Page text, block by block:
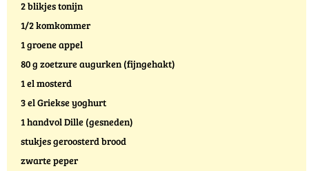
2 blikjes tonijn
1/2 komkommer
1 groene appel
80 g zoetzure augurken (fijngehakt)
1 el mosterd
3 el Griekse yoghurt
1 handvol Dille (gesneden)
stukjes geroosterd brood
zwarte peper